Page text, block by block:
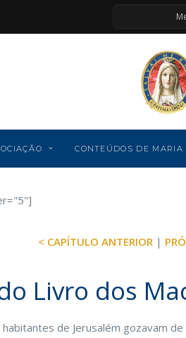
CONTEÚDOS DE MARIA
< CAPÍTULO ANTERIOR |
Livro dos
habitantes de Jerusalém gozavam